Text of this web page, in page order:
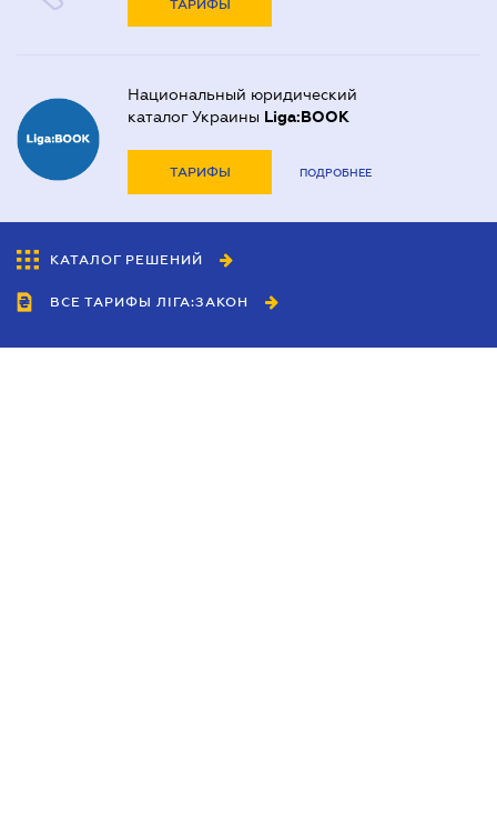
ТАРИФЫ
Национальный юридический
каталог Украины Liga:BOOK
ТАРИФЫ ПОДРОБНЕЕ
КАТАЛОГ РЕШЕНИЙ
ВСЕ ТАРИФЫ ЛІГА:ЗАКОН